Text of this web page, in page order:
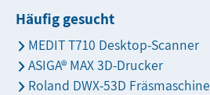
Häufig gesucht
MEDIT T710 Desktop-Scanner
ASIGA® MAX 3D-Drucker
Roland DWX-53D Fräsmaschine